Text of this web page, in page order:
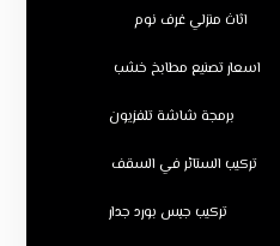
اثاث منزلي غرف نوم
اسعار تصنيع مطابخ خشب
برمجة شاشة تلفزيون
تركيب الستائر في السقف
تركيب جبس بورد جدار